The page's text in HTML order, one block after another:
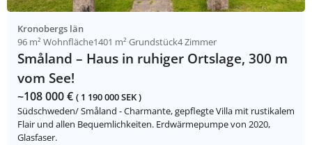
Kronobergs län
96 m² Wohnfläche1401 m² Grundstück4 Zimmer
Småland – Haus in ruhiger Ortslage, 300 m
vom See!
~108 000 € ( 1 190 000 SEK )
Südschweden/ Småland - Charmante, gepflegte Villa mit rustikalem
Flair und allen Bequemlichkeiten. Erdwärmepumpe von 2020,
Glasfaser.